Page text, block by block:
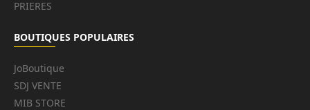
PRIERES
BOUTIQUES POPULAIRES
JoBoutique
SDJ VENTE
MIB STORE